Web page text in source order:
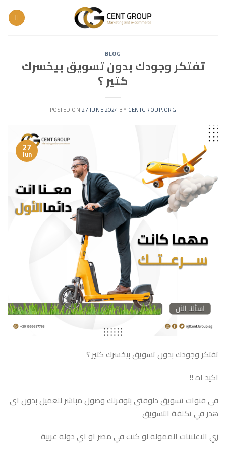
content
BLOG
تفتكر وجودك بدون تسويق بيخسرك
كتير ؟
POSTED ON27 JUNE 2024BY CENTGROUP.ORG
27
Jun
تفتكر وجودك بدون تسويق بيخسرك كتير ؟
اكيد اه !!
في قنوات تسويق دلوقتي بتوفرلك وصول مباشر للعميل بدون اي
هدر في تكلفة التسويق
زي الاعلانات الممولة لو كنت في مصر او اي دولة عربية